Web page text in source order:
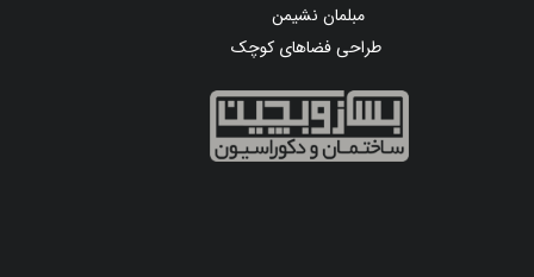
مبلمان نشیمن
طراحی فضاهای کوچک